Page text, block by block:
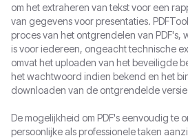
om het extraheren van tekst voor een
van gegevens voor presentaties.
proces van het ontgrendelen van PDF's,
is voor iedereen, ongeacht technische
omvat het uploaden van het beveiligde
het wachtwoord indien bekend en het
downloaden van de ontgrendelde
De mogelijkheid om PDF's eenvoudig te
persoonlijke als professionele taken